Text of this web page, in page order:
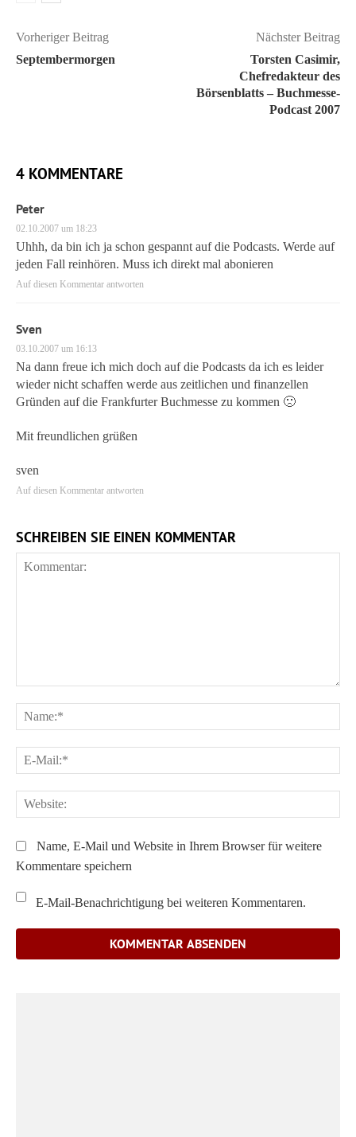
Vorheriger Beitrag
Septembermorgen
Nächster Beitrag
Torsten Casimir,
Chefredakteur des
Börsenblatts – Buchmesse-
Podcast 2007
4 KOMMENTARE
Peter
02.10.2007 um 18:23
Uhhh, da bin ich ja schon gespannt auf die Podcasts. Werde auf
jeden Fall reinhören. Muss ich direkt mal abonieren
Auf diesen Kommentar antworten
Sven
03.10.2007 um 16:13
Na dann freue ich mich doch auf die Podcasts da ich es leider
wieder nicht schaffen werde aus zeitlichen und finanzellen
Gründen auf die Frankfurter Buchmesse zu kommen 🙁
Mit freundlichen grüßen
sven
Auf diesen Kommentar antworten
SCHREIBEN SIE EINEN KOMMENTAR
Name, E-Mail und Website in Ihrem Browser für weitere
Kommentare speichern
E-Mail-Benachrichtigung bei weiteren Kommentaren.